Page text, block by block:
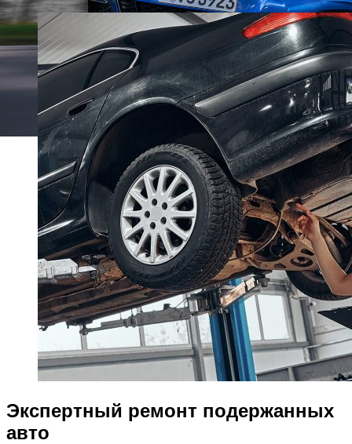
Экспертный ремонт подержанных
авто